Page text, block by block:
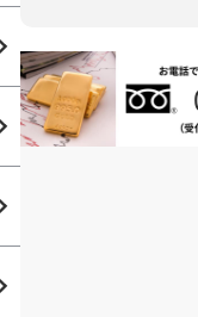
お電話問い